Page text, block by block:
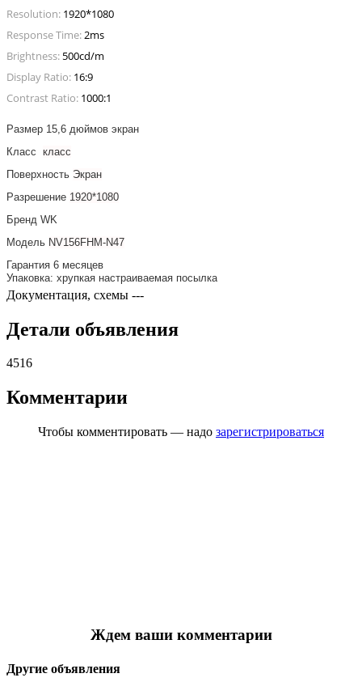
Resolution: 1920*1080
Response Time:2ms
Brightness: 500cd/m
Display Ratio: 16:9
Contrast Ratio: 1000:1
Размер 15,6 дюймов экран
Класс класс
Поверхность Экран
Разрешение 1920*1080
Бренд WK
Модель NV156FHM-N47
Гарантия 6 месяцев
Упаковка: хрупкая настраиваемая посылка
Документация, схемы ---
Детали объявления
4516
Комментарии
Чтобы комментировать — надо зарегистрироваться
Ждем ваши комментарии
Другие объявления